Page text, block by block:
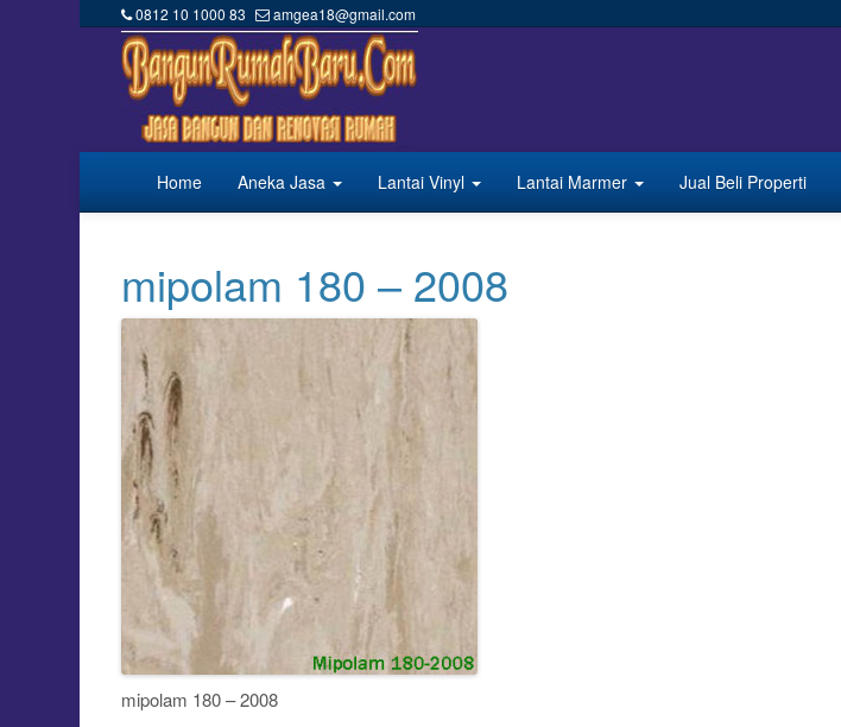
0812 10 1000 83 amgea18@gmail.com
Home Aneka Jasa Lantai Vinyl Lantai Marmer Jual Beli Properti
mipolam 180 – 2008
mipolam 180 – 2008